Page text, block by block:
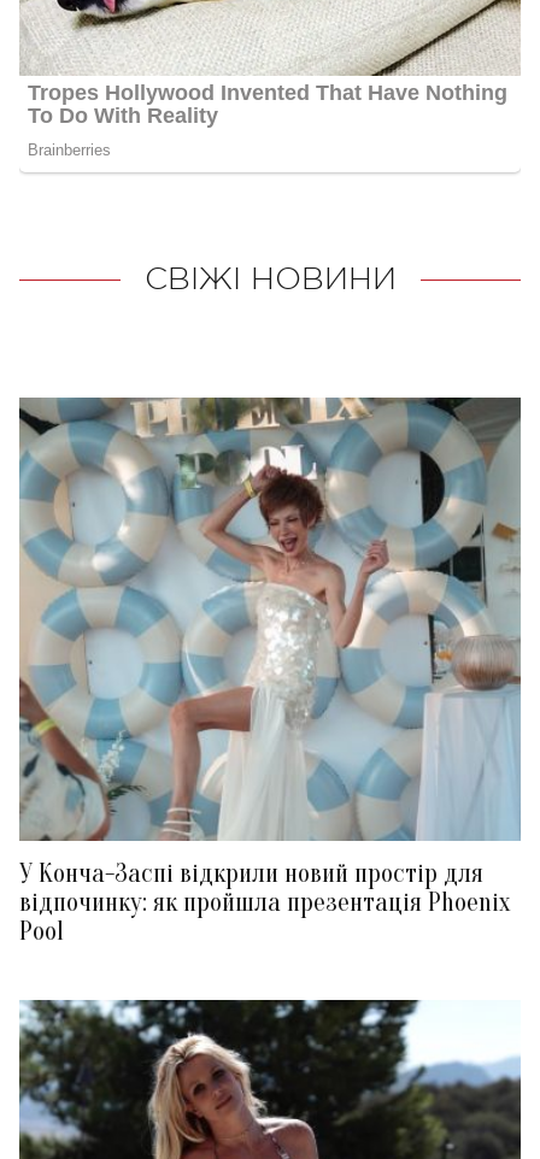
СВІЖІ НОВИНИ
У Конча-Заспі відкрили новий простір для
відпочинку: як пройшла презентація Phoenix
Pool